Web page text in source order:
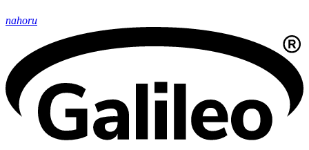
nahoru